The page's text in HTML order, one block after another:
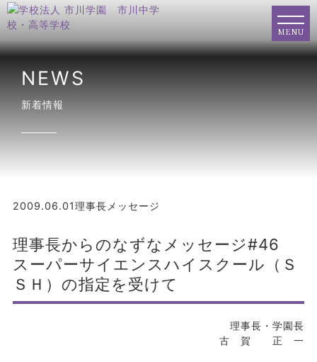
MENU
NEWS
新着情報
2009.06.01理事長メッセージ
理事長からのなずなメッセージ#46
スーパーサイエンスハイスクール（Ｓ
ＳＨ）の指定を受けて
理事長・学園長
古 賀 正 一